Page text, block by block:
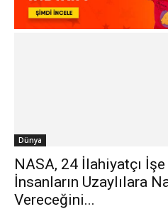
Dünya
NASA, 24 İlahiyatçı İşe
İnsanların Uzaylılara
Vereceğini...